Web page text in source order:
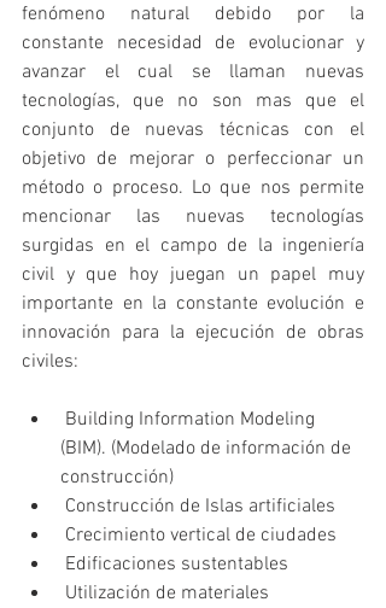
fenómeno natural debido por la
constante necesidad de evolucionar y
avanzar el cual se llaman nuevas
tecnologías, que no son mas que el
conjunto de nuevas técnicas con el
objetivo de mejorar o perfeccionar un
método o proceso. Lo que nos permite
mencionar las nuevas tecnologías
surgidas en el campo de la ingeniería
civil y que hoy juegan un papel muy
importante en la constante evolución e
innovación para la ejecución de obras
civiles:
(BIM). (Modelado de información de
construcción)
Construcción de Islas artificiales
Crecimiento vertical de ciudades
Edificaciones sustentables